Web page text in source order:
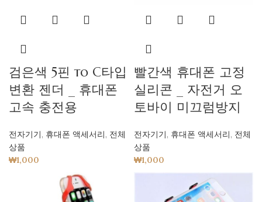
검은색 5핀 to C타입
변환 젠더 _ 휴대폰
고속 충전용
전자기기, 휴대폰 액세서리, 전체
상품
₩1,000
빨간색 휴대폰 고정
실리콘 _ 자전거 오
토바이 미끄럼방지
전자기기, 휴대폰 액세서리, 전체
상품
₩1,000